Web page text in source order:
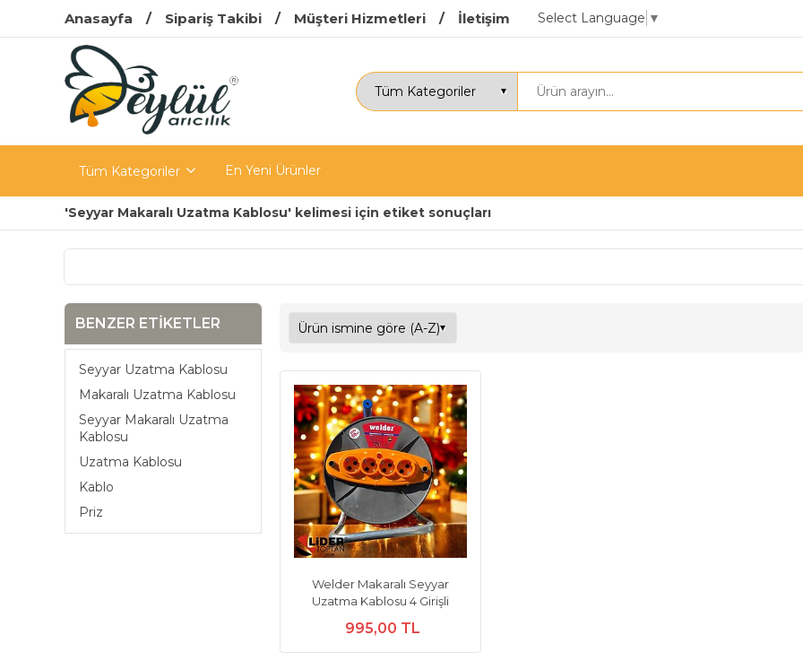
Anasayfa Sipariş Takibi Müşteri Hizmetleri İletişim Select Language ▼
Tüm Kategoriler En Yeni Ürünler
'Seyyar Makaralı Uzatma Kablosu' kelimesi için etiket sonuçları
BENZER ETIKETLER
Seyyar Uzatma Kablosu
Makaralı Uzatma Kablosu
Seyyar Makaralı Uzatma
Kablosu
Uzatma Kablosu
Kablo
Priz
Welder Makaralı Seyyar
Uzatma Kablosu 4 Girişli
995,00 TL